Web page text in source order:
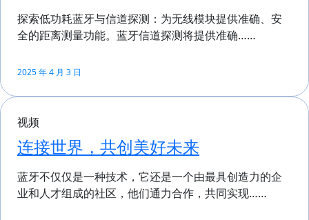
探索低功耗蓝牙与信道探测：为无线模块提供准确、安
全的距离测量功能。蓝牙信道探测将提供准确……
2025 年 4 月 3 日
视频
连接世界，共创美好未来
蓝牙不仅仅是一种技术，它还是一个由最具创造力的企
业和人才组成的社区，他们通力合作，共同实现……